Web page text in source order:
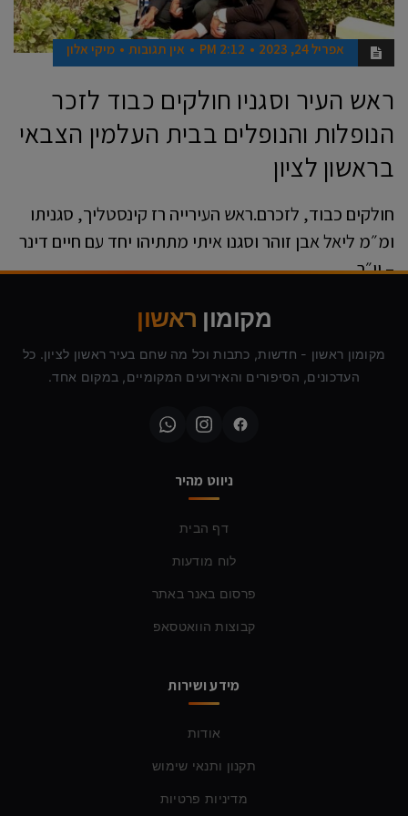
אפריל 24, 2023 2:12 PM אין תגובות מיקי אלון
ראש העיר וסגניו חולקים כבוד לזכר
הנופלות והנופלים בבית העלמין הצבאי
בראשון לציון
חולקים כבוד, לזכרם.ראש העירייה רז קינסטליך, סגניתו
ומ״מ ליאל אבן זוהר וסגנו איתי מתתיהו יחד עם חיים דינר
– יו״ר
מקומון ראשון
מקומון ראשון - חדשות, כתבות וכל מה שחם בעיר ראשון לציון. כל
העדכונים, הסיפורים והאירועים המקומיים, במקום אחד.
ניווט מהיר
דף הבית
לוח מודעות
פרסום באנר באתר
קבוצות הוואטסאפ
מידע ושירות
אודות
תקנון ותנאי שימוש
מדיניות פרטיות